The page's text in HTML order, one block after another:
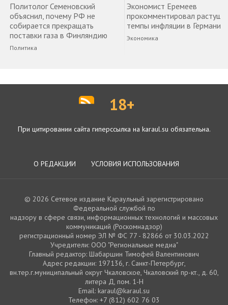
Политолог Семеновский
объяснил, почему РФ не
собирается прекращать
поставки газа в Финляндию
Политика
Экономист Еремеев
прокомментировал
темпы инфляции в Германии
Экономика
18+
При цитировании сайта гиперссылка на karaul.su обязательна.
О РЕДАКЦИИ УСЛОВИЯ ИСПОЛЬЗОВАНИЯ
© 2026 Сетевое издание Караульный зарегистрировано
Федеральной службой по
надзору в сфере связи, информационных технологий и массовых
коммуникаций (Роскомнадзор)
регистрационный номер ЭЛ № ФС 77 - 82866 от 30.03.2022
Учредители: ООО "Региональные медиа"
Главный редактор: Шабаршин Тимофей Валентинович
Адрес редакции: 197136, г. Санкт-Петербург,
вн.тер.г.муниципальный округ Чкаловское, Чкаловский пр-кт., д. 60,
литера Д, пом. 1-Н
Email: karaul@karaul.su
Телефон: +7 (812) 602 76 03